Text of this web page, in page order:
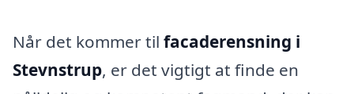
Når det kommer til facaderensning i
Stevnstrup, er det vigtigt at finde en